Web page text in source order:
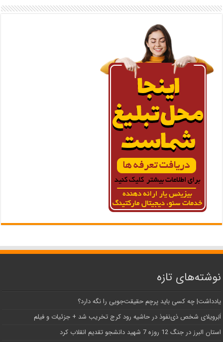
نوشته‌های تازه
یادداشت| ‌چه کسی باید پرچم حقیقت‌جویی را نگه دارد؟
اَبَر‌ویلای شخص ذی‌نفوذ در حاشیه‌ رود کرج تخریب شد + جزئیات و فیلم
استان البرز در جنگ 12 روزه 7 شهید دانشجو تقدیم انقلاب کرد